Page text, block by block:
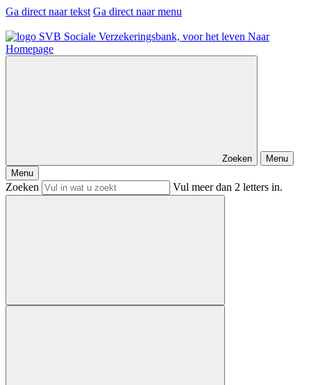
Ga direct naar tekst Ga direct naar menu
Naar
Homepage
Zoeken
Menu
Menu
Zoeken Vul meer dan 2 letters in.